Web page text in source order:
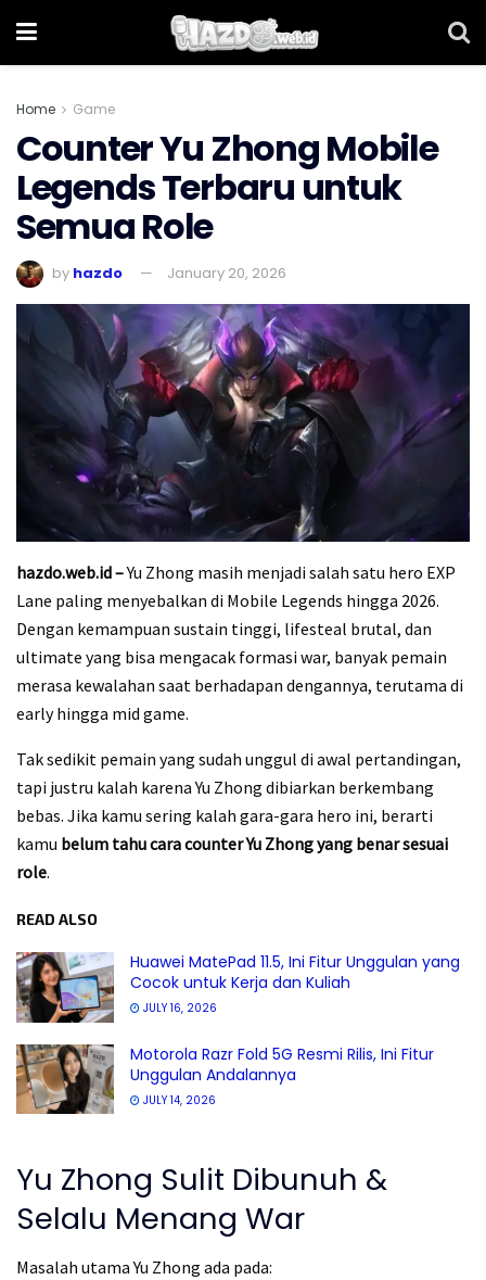
Home Game
Counter Yu Zhong Mobile
Legends Terbaru untuk
Semua Role
by hazdo January 20, 2026
hazdo.web.id –Yu Zhong masih menjadi salah satu hero EXP
Lane paling menyebalkan di Mobile Legends hingga 2026.
Dengan kemampuan sustain tinggi, lifesteal brutal, dan
ultimate yang bisa mengacak formasi war, banyak pemain
merasa kewalahan saat berhadapan dengannya, terutama di
early hingga mid game.
Tak sedikit pemain yang sudah unggul di awal pertandingan,
tapi justru kalah karena Yu Zhong dibiarkan berkembang
bebas. Jika kamu sering kalah gara-gara hero ini, berarti
kamu belum tahu cara counter Yu Zhong yang benar sesuai
role.
READ ALSO
Huawei MatePad 11.5, Ini Fitur Unggulan yang
Cocok untuk Kerja dan Kuliah
JULY 16, 2026
Motorola Razr Fold 5G Resmi Rilis, Ini Fitur
Unggulan Andalannya
JULY 14, 2026
Yu Zhong Sulit Dibunuh &
Selalu Menang War
Masalah utama Yu Zhong ada pada: